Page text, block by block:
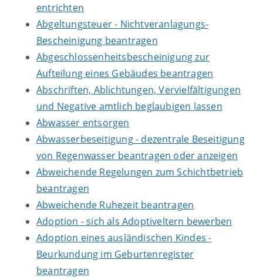
entrichten
Abgeltungsteuer - Nichtveranlagungs-
Bescheinigung beantragen
Abgeschlossenheitsbescheinigung zur
Aufteilung eines Gebäudes beantragen
Abschriften, Ablichtungen, Vervielfältigungen
und Negative amtlich beglaubigen lassen
Abwasser entsorgen
Abwasserbeseitigung - dezentrale Beseitigung
von Regenwasser beantragen oder anzeigen
Abweichende Regelungen zum Schichtbetrieb
beantragen
Abweichende Ruhezeit beantragen
Adoption - sich als Adoptiveltern bewerben
Adoption eines ausländischen Kindes -
Beurkundung im Geburtenregister
beantragen